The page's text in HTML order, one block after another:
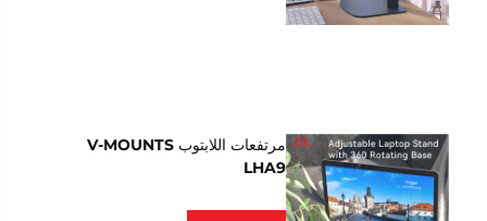
مرتفعات اللابتوب V-MOUNTS
LHA9